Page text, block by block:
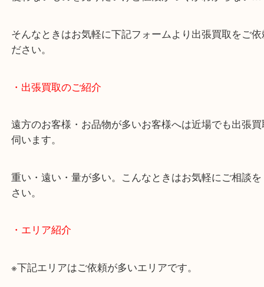
終活・遺品整理・生前整理・断捨離・引っ越し
物を整理するケースは年々増加傾向です。
当店ではそういったお困りの方からのご依頼も大歓
使わないものを売りたいけど値段がつくかわから
ださい。
・出張買取のご紹介